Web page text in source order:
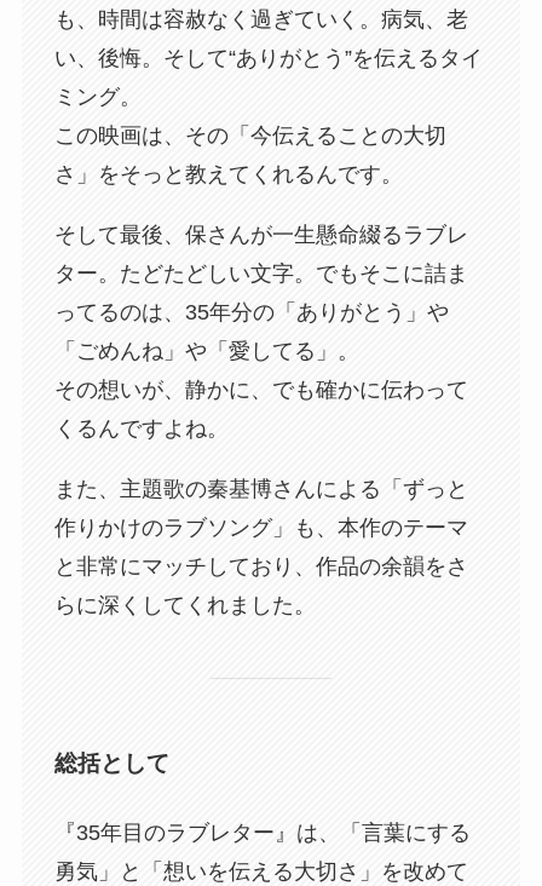
も、時間は容赦なく過ぎていく。病気、老
い、後悔。そして“ありがとう”を伝えるタイ
ミング。
この映画は、その「今伝えることの大切
さ」をそっと教えてくれるんです。
そして最後、保さんが一生懸命綴るラブレ
ター。たどたどしい文字。でもそこに詰ま
ってるのは、35年分の「ありがとう」や
「ごめんね」や「愛してる」。
その想いが、静かに、でも確かに伝わって
くるんですよね。
また、主題歌の秦基博さんによる「ずっと
作りかけのラブソング」も、本作のテーマ
と非常にマッチしており、作品の余韻をさ
らに深くしてくれました。
総括として
『35年目のラブレター』は、「言葉にする
勇気」と「想いを伝える大切さ」を改めて